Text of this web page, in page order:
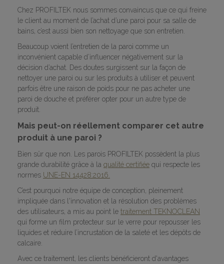
Chez PROFILTEK nous sommes convaincus que ce qui freine
le client au moment de l’achat d’une paroi pour sa salle de
bains, c’est aussi bien son nettoyage que son entretien.
Beaucoup voient l’entretien de la paroi comme un
inconvénient capable d’influencer négativement sur la
décision d’achat. Des doutes surgissent sur la façon de
nettoyer une paroi ou sur les produits à utiliser et peuvent
parfois être une raison de poids pour ne pas acheter une
paroi de douche et préférer opter pour un autre type de
produit.
Mais peut-on réellement comparer cet autre
produit à une paroi ?
Bien sûr que non. Les parois PROFILTEK possèdent la plus
grande durabilité grâce à la qualité certifiée qui respecte les
normes UNE-EN 14428:2016.
C’est pourquoi notre équipe de conception, pleinement
impliquée dans l'innovation et la résolution des problèmes
des utilisateurs, a mis au point le traitement TEKNOCLEAN
qui forme un film protecteur sur le verre pour repousser les
liquides et réduire l’incrustation de la saleté et les dépôts de
calcaire.
Avec ce traitement, les clients bénéficieront d'avantages